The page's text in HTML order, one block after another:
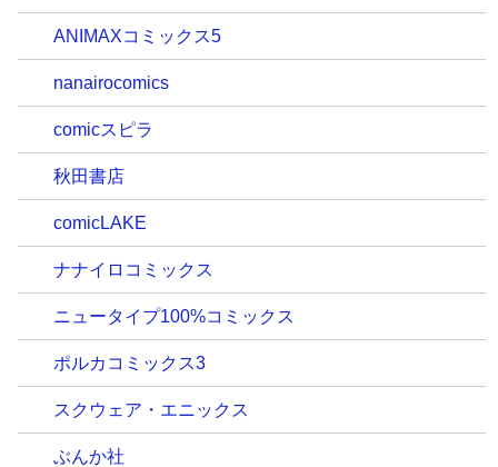
ANIMAXコミックス5
nanairocomics
comicスピラ
秋田書店
comicLAKE
ナナイロコミックス
ニュータイプ100%コミックス
ポルカコミックス3
スクウェア・エニックス
ぶんか社